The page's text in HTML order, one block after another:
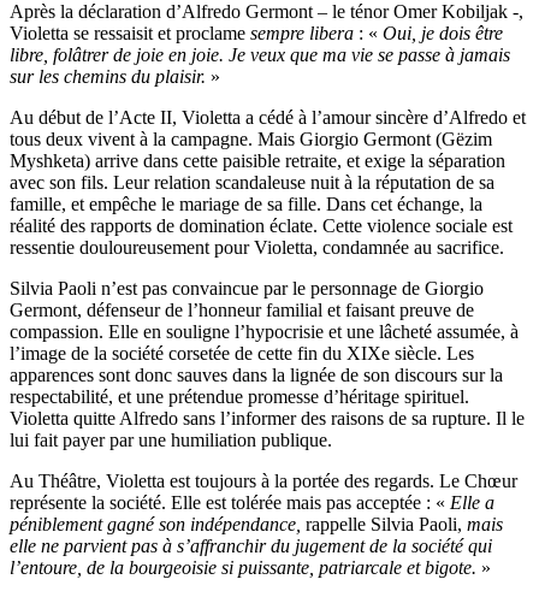
Après la déclaration d’Alfredo Germont – le ténor Omer Kobiljak -,
Violetta se ressaisit et proclame sempre libera : « Oui, je dois être
libre, folâtrer de joie en joie. Je veux que ma vie se passe à jamais
sur les chemins du plaisir. »
Au début de l’Acte II, Violetta a cédé à l’amour sincère d’Alfredo et
tous deux vivent à la campagne. Mais Giorgio Germont (Gëzim
Myshketa) arrive dans cette paisible retraite, et exige la séparation
avec son fils. Leur relation scandaleuse nuit à la réputation de sa
famille, et empêche le mariage de sa fille. Dans cet échange, la
réalité des rapports de domination éclate. Cette violence sociale est
ressentie douloureusement pour Violetta, condamnée au sacrifice.
Silvia Paoli n’est pas convaincue par le personnage de Giorgio
Germont, défenseur de l’honneur familial et faisant preuve de
compassion. Elle en souligne l’hypocrisie et une lâcheté assumée, à
l’image de la société corsetée de cette fin du XIXe siècle. Les
apparences sont donc sauves dans la lignée de son discours sur la
respectabilité, et une prétendue promesse d’héritage spirituel.
Violetta quitte Alfredo sans l’informer des raisons de sa rupture. Il le
lui fait payer par une humiliation publique.
Au Théâtre, Violetta est toujours à la portée des regards. Le Chœur
représente la société. Elle est tolérée mais pas acceptée : « Elle a
péniblement gagné son indépendance, rappelle Silvia Paoli, mais
elle ne parvient pas à s’affranchir du jugement de la société qui
l’entoure, de la bourgeoisie si puissante, patriarcale et bigote. »